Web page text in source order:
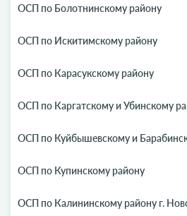
ОСП по Болотнинскому району
ОСП по Искитимскому району
ОСП по Карасукскому району
ОСП по Каргатскому и Убинскому
ОСП по Куйбышевскому и
ОСП по Купинскому району
ОСП по Калининскому району г.